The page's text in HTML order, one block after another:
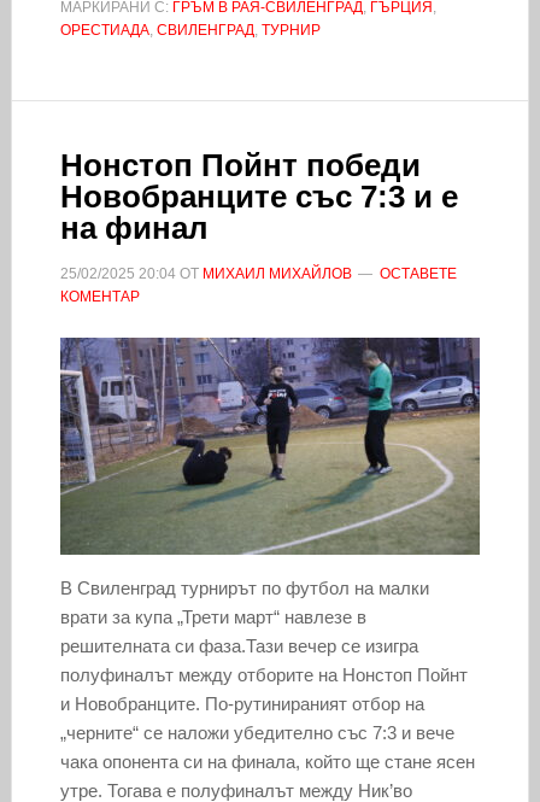
МАРКИРАНИ С: ГРЪМ В РАЯ-СВИЛЕНГРАД, ГЪРЦИЯ ,
ОРЕСТИАДА, СВИЛЕНГРАД, ТУРНИР
Нонстоп Пойнт победи
Новобранците със 7:3 и е
на финал
25/02/2025 20:04ОТ МИХАИЛ МИХАЙЛОВ
ОСТАВЕТЕ
КОМЕНТАР
В Свиленград турнирът по футбол на малки
врати за купа „Трети март“ навлезе в
решителната си фаза.Тази вечер се изигра
полуфиналът между отборите на Нонстоп Пойнт
и Новобранците. По-рутинираният отбор на
„черните“ се наложи убедително със 7:3 и вече
чака опонента си на финала, който ще стане ясен
утре. Тогава е полуфиналът между Ник’во